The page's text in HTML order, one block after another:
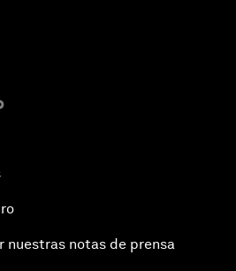
nuestras notas de prensa